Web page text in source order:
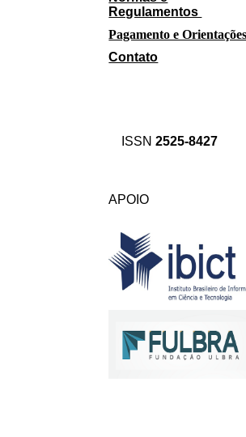
Regulamentos
Pagamento e Orientações
Contato
ISSN2525-8427
APOIO